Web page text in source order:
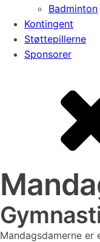
Badminton
Kontingent
Støttepillerne
Sponsorer
Mandagsdamerne er